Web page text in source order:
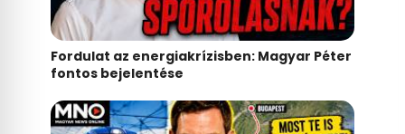
Fordulat az energiakrízisben: Magyar Péter
fontos bejelentése